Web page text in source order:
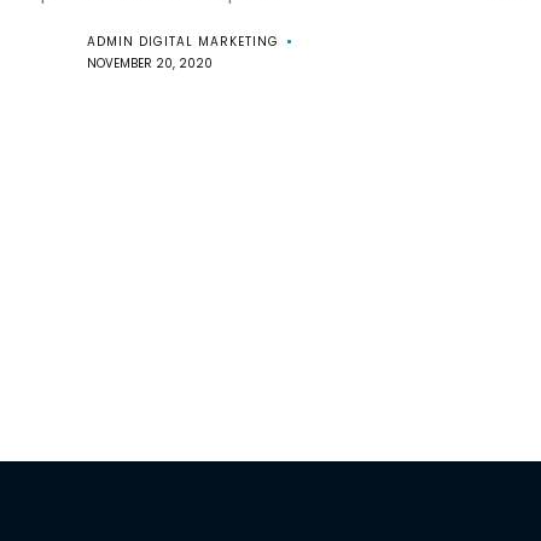
ADMIN DIGITAL MARKETING
NOVEMBER 20, 2020